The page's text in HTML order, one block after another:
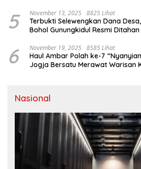
5 November 13, 2025 8825 Lihat
Terbukti Selewengkan Dana
Bohol Gunungkidul Resmi
6 November 19, 2025 8585 Lihat
Haul Ambar Polah ke-7
Jogja Bersatu Merawat Warisan
Nasional